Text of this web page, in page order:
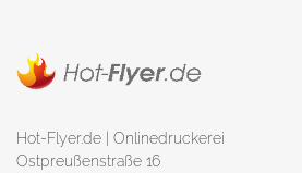
Hot-Flyer.de | Onlinedruckerei
Ostpreußenstraße 16